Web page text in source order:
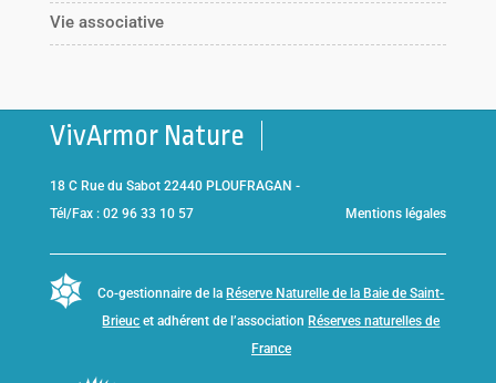
Vie associative
VivArmor Nature
18 C Rue du Sabot 22440 PLOUFRAGAN -
Tél/Fax : 02 96 33 10 57
Mentions légales
Co-gestionnaire de laRéserve Naturelle de la Baie de Saint-
Brieuc et adhérent de l’associationRéserves naturelles de
France